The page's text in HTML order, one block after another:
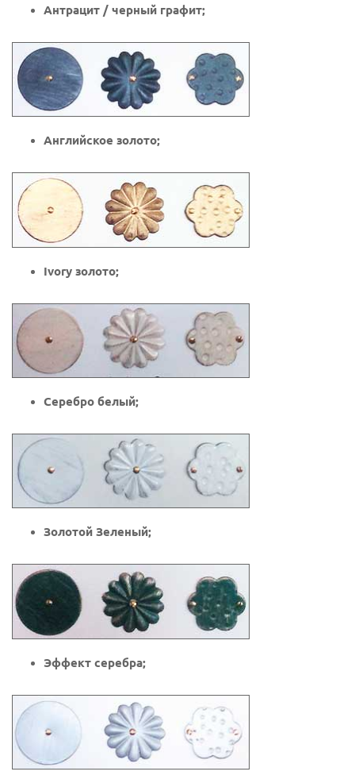
Антрацит / черный графит;
Английское золото;
Ivory золото;
Серебро белый;
Золотой Зеленый;
Эффект серебра;